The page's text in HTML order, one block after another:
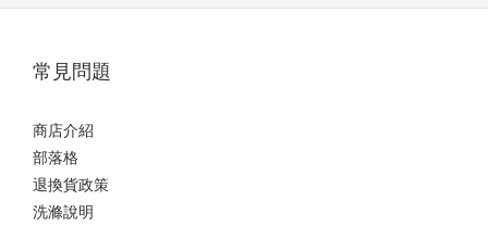
常見問題
商店介紹
部落格
退換貨政策
洗滌說明